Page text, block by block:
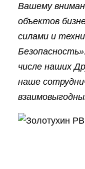
Вашему
объектов
силами и
числе наших
наше